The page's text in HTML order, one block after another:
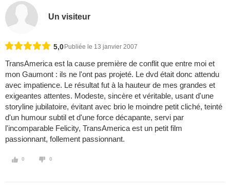
Un visiteur
5,0 Publiée le 13 janvier 2007
TransAmerica est la cause première de conflit que entre moi et
mon Gaumont : ils ne l'ont pas projeté. Le dvd était donc attendu
avec impatience. Le résultat fut à la hauteur de mes grandes et
exigeantes attentes. Modeste, sincère et véritable, usant d'une
storyline jubilatoire, évitant avec brio le moindre petit cliché, teinté
d'un humour subtil et d'une force décapante, servi par
l'incomparable Felicity, TransAmerica est un petit film
passionnant, follement passionnant.
0 0